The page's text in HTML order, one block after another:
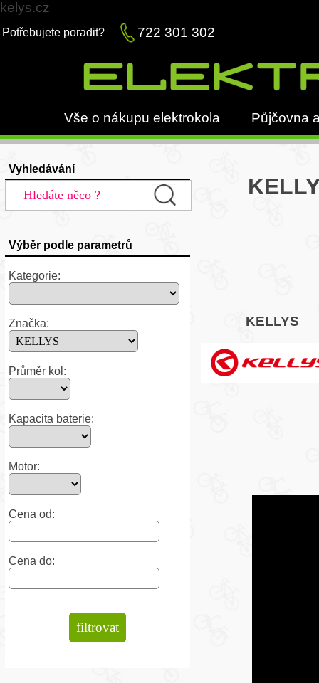
kelys.cz
Potřebujete poradit? 722 301 302
Vše o nákupu elektrokola Půjčovna
Vyhledávání
Výběr podle parametrů
Kategorie:
Značka:
Průměr kol:
Kapacita baterie:
Motor:
Cena od:
Cena do:
KELLYS